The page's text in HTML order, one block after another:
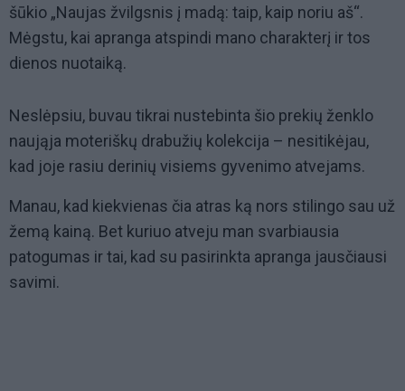
šūkio „Naujas žvilgsnis į madą: taip, kaip noriu aš“.
Mėgstu, kai apranga atspindi mano charakterį ir tos
dienos nuotaiką.
Neslėpsiu, buvau tikrai nustebinta šio prekių ženklo
naująja moteriškų drabužių kolekcija – nesitikėjau,
kad joje rasiu derinių visiems gyvenimo atvejams.
Manau, kad kiekvienas čia atras ką nors stilingo sau už
žemą kainą. Bet kuriuo atveju man svarbiausia
patogumas ir tai, kad su pasirinkta apranga jausčiausi
savimi.